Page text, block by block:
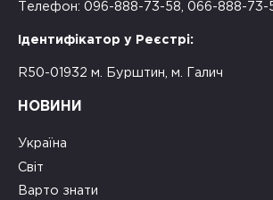
Телефон: 096-888-73-58, 066-888-73-
Ідентифікатор у Реєстрі:
R50-01932 м. Бурштин, м. Галич
НОВИНИ
Україна
Світ
Варто знати